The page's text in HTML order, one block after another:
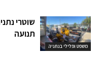
משפט ופלילי בנתניה
תנועה